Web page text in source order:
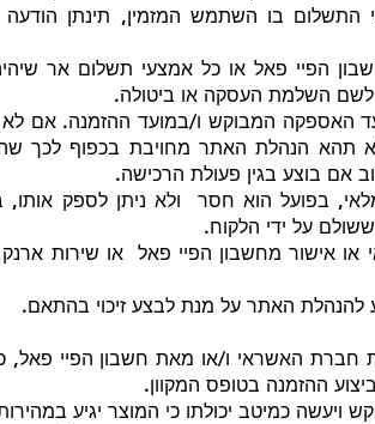
בו השתמש המזמין, תינתן הודעה
הפיי פאל או כל אמצעי תשלום אר
לשם השלמת העסקה או ביטולה.
המבוקש ו/במועד ההזמנה. אם לא
תהא הנהלת האתר מחויבת בכפוף לכך
אם בוצע בגין פעולת הרכישה.
בפועל הוא חסר ולא ניתן לספק אותו,
על ידי הלקוח.
אישור מחשבון הפיי פאל או שירות ארנק
להנהלת האתר על מנת לבצע זיכוי בהתאם.
האשראי ו/או מאת חשבון הפיי פאל,
ההזמנה בטופס המקוון.
כמיטב יכולתו כי המוצר יגיע